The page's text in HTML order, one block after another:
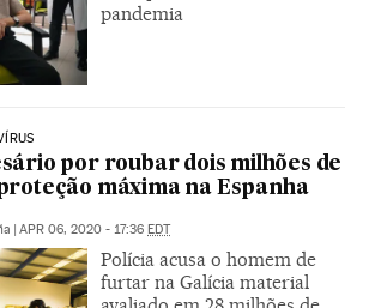
pandemia
por roubar dois milhões de
máxima na Espanha
APR 06, 2020 - 17:36 EDT
Polícia acusa o homem de
furtar na Galícia material